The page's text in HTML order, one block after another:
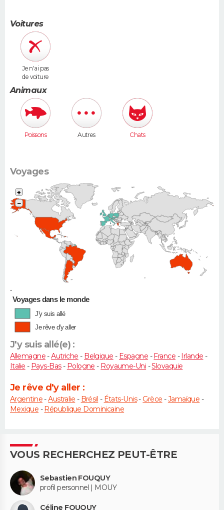
Voitures
Je n'ai pas
de voiture
Animaux
Poissons Autres Chats
Voyages
•
+
−
Voyages dans le monde
J'y suis allé
Je rêve d'y aller
J'y suis allé(e) :
Allemagne-Autriche - Belgique - Espagne - France - Irlande -
Italie - Pays-Bas- Pologne - Royaume-Uni -Slovaquie
Je rêve d'y aller :
Argentine-Australie - Brésil - États-Unis- Grèce -Jamaïque -
Mexique - République Dominicaine
VOUS RECHERCHEZ PEUT-ÊTRE
Sebastien FOUQUY
profil personnel | MOUY
Céline FOUQUY